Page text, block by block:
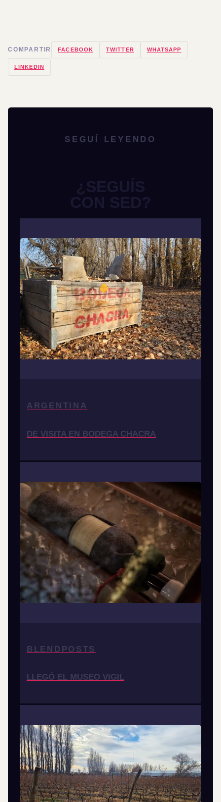
COMPARTIR FACEBOOK TWITTER WHATSAPP
LINKEDIN
SEGUÍ LEYENDO
¿SEGUÍS
CON SED?
ARGENTINA
DE VISITA EN BODEGA CHACRA
BLENDPOSTS
LLEGÓ EL MUSEO VIGIL